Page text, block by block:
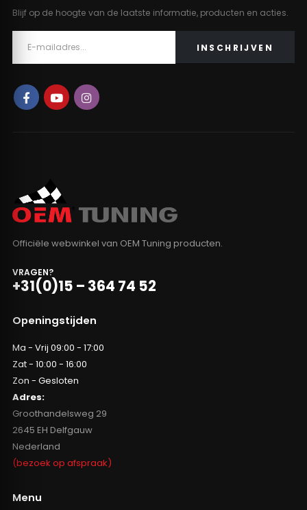
Blijf op de hoogte van de laatste informatie, producten en acties.
Officiële webwinkel van OEM Tuning producten.
VRAGEN?
+31(0)15 – 364 74 52
Openingstijden
Ma - Vrij 09:00 - 17:00
Zat - 10:00 - 16:00
Zon - Gesloten
Adres:
Groothandelsweg 29
2645 EH Delfgauw
Nederland
(bezoek op afspraak)
Menu